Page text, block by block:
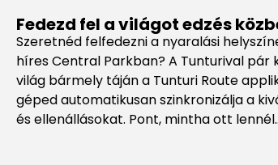
Fedezd fel a világot edzés
Szeretnéd felfedezni a nyaralási
híres Central Parkban? A Tunturival
világ bármely táján a Tunturi Route
géped automatikusan szinkronizálja a
és ellenállásokat. Pont, mintha ott lennél..